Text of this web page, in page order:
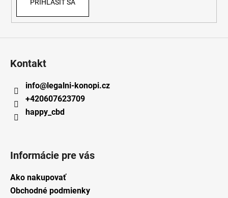
PRIHLÁSIŤ SA
Kontakt
info@legalni-konopi.cz
+420607623709
happy_cbd
Informácie pre vás
Ako nakupovať
Obchodné podmienky